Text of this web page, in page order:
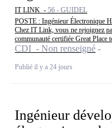
IT LINK - 56 - GUIDEL
POSTE : Ingénieur Électronique
Chez IT Link, vous ne rejoignez
communauté certifiée Great Place
CDI - Non renseigné
Publié il y a 24 jours
Ingénieur